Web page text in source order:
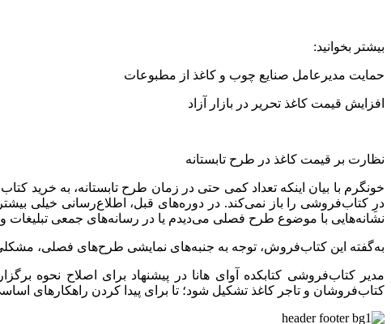
بیشتر بخوانید:
حمایت مدیرعامل صنایع چوب و کاغذ از مطبوعات
افزایش قیمت کاغذ تحریر در بازار آزاد
نظارت بر قیمت کاغذ در طرح تابستانه
خونگرم با بیان اینکه تعداد کمی حتی در زمان طرح تابستانه، به خرید
درِ کتاب‌فروشی را باز نمی‌کند. در دوره‌های قبل، اطلاع‌رسانی خیلی
نشانه‌هایی با موضوع طرح فصلی می‌دیدم یا در رسانه‌های جمعی تبلیغات و
به‌گفته این کتاب‌فروش، توجه به جنبه‌های نمایشی طرح‌های فصلی،
مدیر کتاب‌فروشی کتابکده آوای هانا در پیشنهاد برای اصلاح نحوه
کتاب‌فروشان و تاجر کاغذ تشکیل شود؛ تا برای پیدا کردن راهکارهای